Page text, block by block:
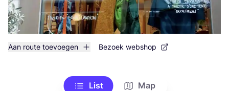
Aan route toevoegen Bezoek webshop
List Map